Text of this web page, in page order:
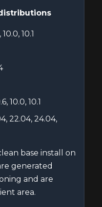
10.1
10.0, 10.1
22.04, 24.04,
base install on
generated
and are
area.